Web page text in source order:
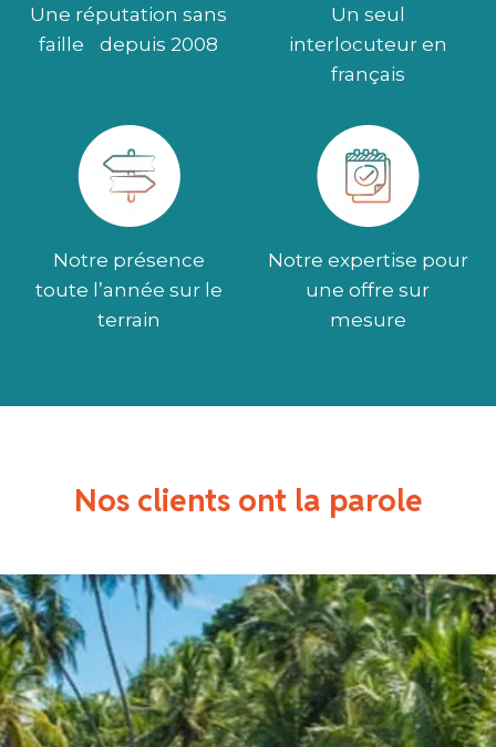
Une réputation sans
faille depuis 2008
Un seul
interlocuteur en
français
Notre présence
toute l’année sur le
terrain
Notre expertise pour
une offre sur
mesure
Nos clients ont la parole